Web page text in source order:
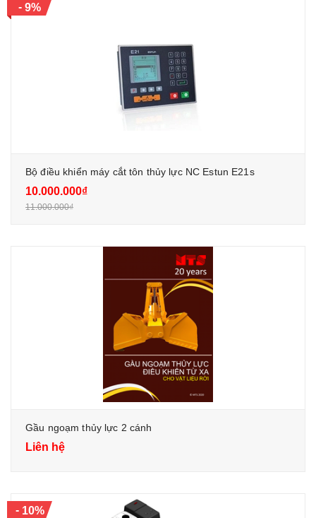
- 9%
Bộ điều khiển máy cắt tôn thủy lực NC Estun E21s
10.000.000₫
11.000.000₫
Gầu ngoạm thủy lực 2 cánh
Liên hệ
-10%